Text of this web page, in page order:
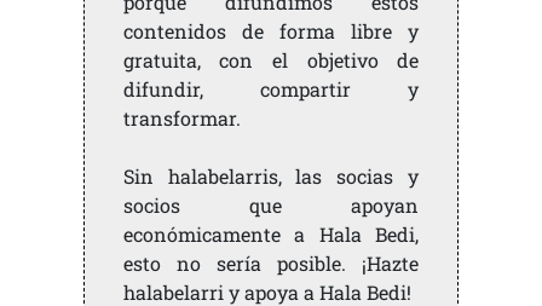
contenidos de forma libre y
gratuita, con el objetivo de
difundir, compartir y
transformar.
Sin halabelarris, las socias y
socios que apoyan
económicamente a Hala Bedi,
esto no sería posible. ¡Hazte
halabelarri y apoya a Hala Bedi!